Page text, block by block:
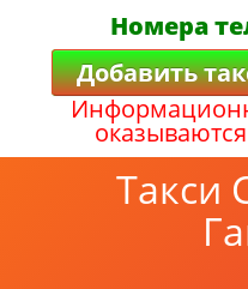
Номера
Добавить
Такси